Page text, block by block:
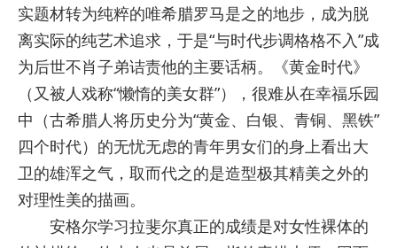
实题材转为纯粹的唯希腊罗马是之的地步，成为脱
离实际的纯艺术追求，于是“与时代步调格格不入”成
为后世不肖子弟诘责他的主要话柄。《黄金时代》
（又被人戏称“懒惰的美女群”），很难从在幸福乐园
中（古希腊人将历史分为“黄金、白银、青铜、黑铁”
四个时代）的无忧无虑的青年男女们的身上看出大
卫的雄浑之气，取而代之的是造型极其精美之外的
对理性美的描画。
安格尔学习拉斐尔真正的成绩是对女性裸体的